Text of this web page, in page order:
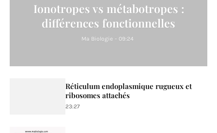
Ionotropes vs métabotropes :
différences fonctionnelles
Ma Biologie - 09:24
Réticulum endoplasmique rugueux et
ribosomes attachés
23:27